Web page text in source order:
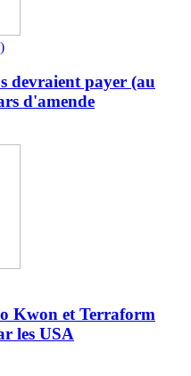
devraient payer (au
d'amende
Kwon et Terraform
les USA